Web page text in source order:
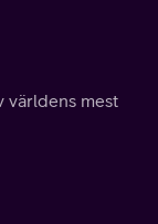
världens mest